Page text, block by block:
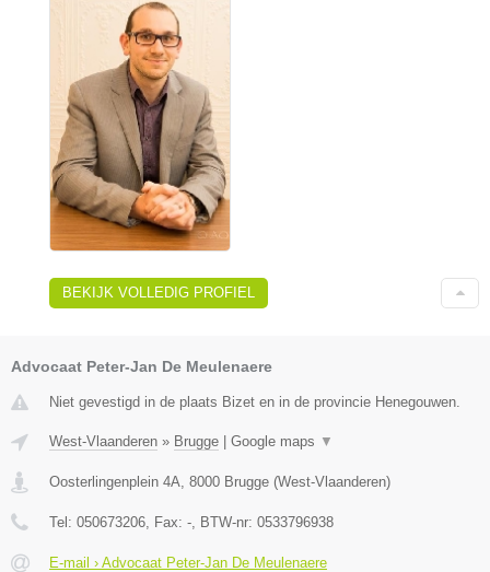
BEKIJK VOLLEDIG PROFIEL
Advocaat Peter-Jan De Meulenaere
Niet gevestigd in de plaats Bizet en in de provincie Henegouwen.
West-Vlaanderen » Brugge Google maps ▼
Oosterlingenplein 4A 8000 Brugge (West-Vlaanderen)
Tel: 050673206 , Fax: - , BTW-nr: 0533796938
E-mail › Advocaat Peter-Jan De Meulenaere